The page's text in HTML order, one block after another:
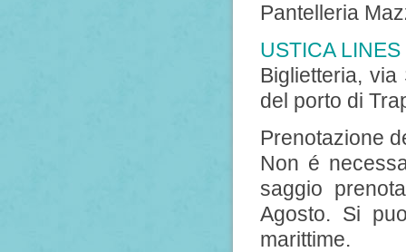
Pantelleria
USTICA LINES
Biglietteria,
del porto di
Prenotazione
Non é
saggio
Agosto. Si
marittime.